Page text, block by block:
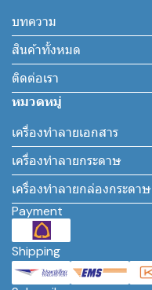
บทความ
สินค้าทั้งหมด
ติดต่อเรา
หมวดหมู่
เครื่องทำลายเอกสาร
เครื่องทำลายกระดาษ
เครื่องทำลายกล่องกระดาษ
Payment
Shipping